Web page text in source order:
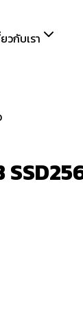
วกับเรา